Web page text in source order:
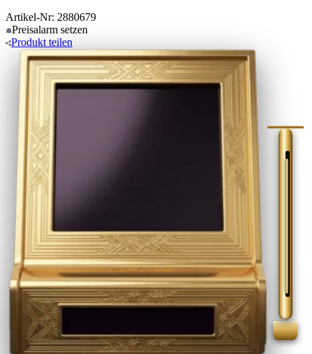
Artikel-Nr: 2880679
Preisalarm setzen
Produkt teilen